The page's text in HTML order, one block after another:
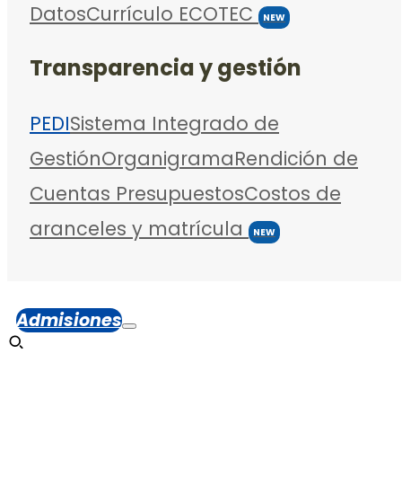
DatosCurrículo ECOTEC NEW
Transparencia y gestión
PEDISistema Integrado de
GestiónOrganigramaRendición de
Cuentas PresupuestosCostos de
aranceles y matrícula
NEW
Admisiones